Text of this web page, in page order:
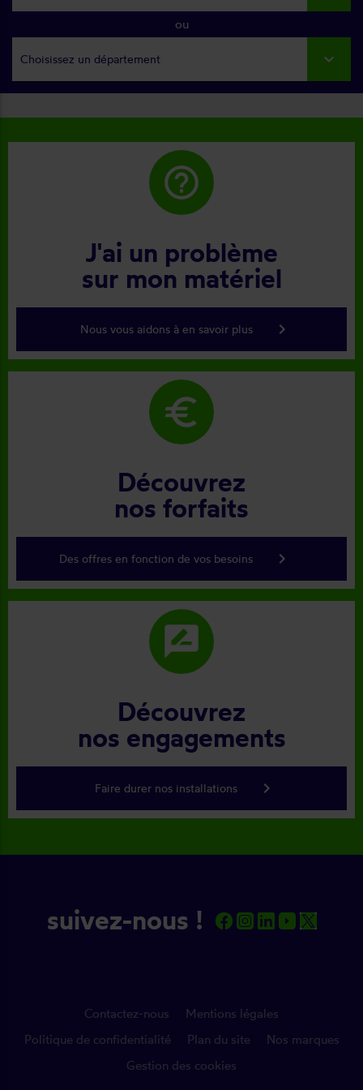
ou
Choisissez un département
help_outline
J'ai un problème
sur mon matériel
Nous vous aidons à en savoir plus keyboard_arrow_right
euro
Découvrez
nos forfaits
Des offres en fonction de vos besoins keyboard_arrow_right
rate_review
Découvrez
nos engagements
Faire durer nos installations keyboard_arrow_right
suivez-nous !
Contactez-nous
Mentions légales
Politique de confidentialité
Plan du site
Nos marques
Gestion des cookies